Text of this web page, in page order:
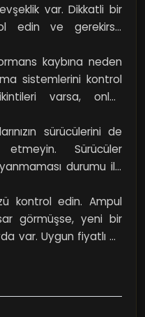
var. Dikkatli bir
edin ve gerekirse
kaybına neden
sistemlerini kontrol
varsa, onları
ya da vakum
sürücülerini de
Sürücüler
durumu ile
değiştirmeniz
kontrol edin. Ampul
görmüşse, yeni bir
var. Uygun fiyatlı bir